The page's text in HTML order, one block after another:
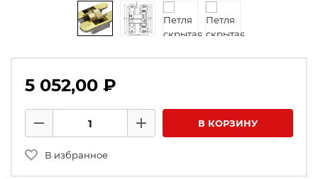
5 052,00 ₽
Минус
Плюс В КОРЗИНУ
В избранное